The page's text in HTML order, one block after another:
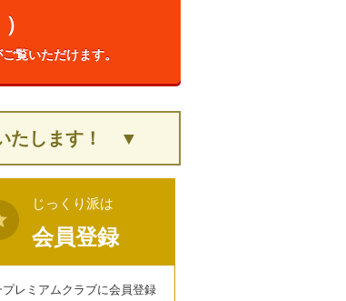
覧いただけます。
たします！ ▼
じっくり派は
会員登録
プレミアムクラブに会員登録